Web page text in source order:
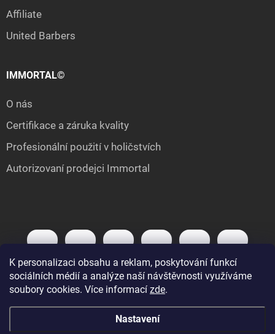
K personalizaci obsahu a reklam, poskytování funkcí
sociálních médií a analýze naší návštěvnosti využíváme
soubory cookies. Více informací zde.
Nastavení
Affiliate
United Barbers
IMMORTAL©
O nás
Certifikace a záruka kvality
Profesionální použití v holičstvích
Autorizovaní prodejci Immortal